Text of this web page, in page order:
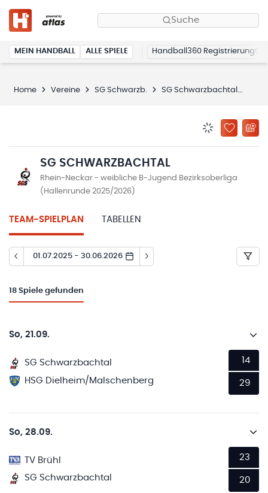
Suche
MEIN HANDBALL ALLE SPIELE Handball360 Registrierung
Home Vereine SG Schwarzb. SG Schwarzbachtal
ZU
SG SCHWARZBACHTAL
Rhein-Neckar - weibliche B-Jugend Bezirksoberliga
(Hallenrunde 2025/2026)
TEAM-SPIELPLAN TABELLEN
01.07.2025 - 30.06.2026
18 Spiele gefunden
So, 21.09.
SG Schwarzbachtal
HSG Dielheim/Malschenberg
14
29
So, 28.09.
TV Brühl
SG Schwarzbachtal
23
20